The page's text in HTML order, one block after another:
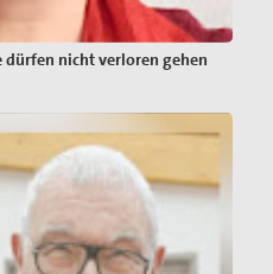
nicht verloren gehen